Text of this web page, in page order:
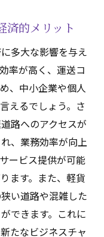
る軽貨物運送の
貨物運送
化と軽貨物運送
物運送の役割
活用した効率的
運送の関係性
物運送の力
の雇用創出効果
運送の事例
済的メリット
多大な影響を与え
率が高く、運送コ
、中小企業や個人
えるでしょう。さ
路へのアクセスが
、業務効率が向上
ービス提供が可能
ます。また、軽貨
い道路や混雑した
できます。これに
たなビジネスチャ